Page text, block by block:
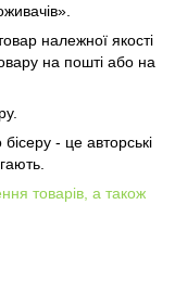
належної якості
на пошті або на
- це авторські
товарів, а також